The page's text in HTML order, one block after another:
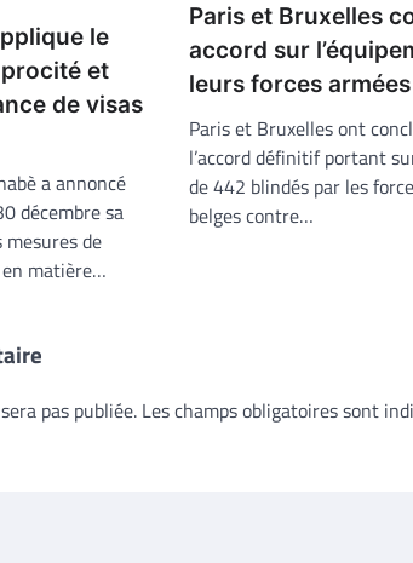
le
et
de visas
a annoncé
décembre sa
mesures de
matière…
Paris et Bruxelles
accord sur
leurs forces armées
Paris et Bruxelles ont
l’accord définitif portant
de 442 blindés par les
belges contre…
pas publiée. Les champs obligatoires sont